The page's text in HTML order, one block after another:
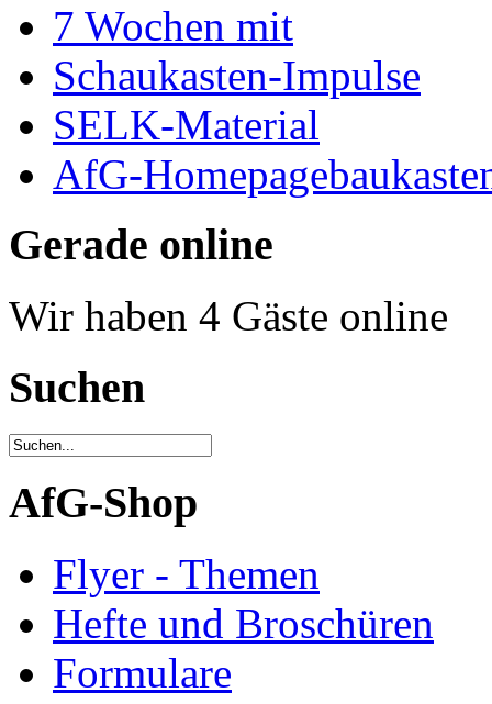
7 Wochen mit
Schaukasten-Impulse
SELK-Material
AfG-
Gerade online
Wir haben 4 Gäste online
Suchen
AfG-Shop
Flyer - Themen
Hefte und Broschüren
Formulare